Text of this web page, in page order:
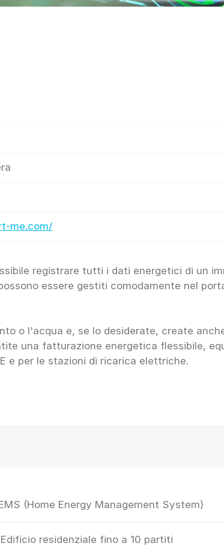
me.com/
registrare tutti i dati energetici di un
essere gestiti comodamente nel
o l'acqua e, se lo desiderate, create
una fatturazione energetica flessibile,
e per le stazioni di ricarica elettriche.
(Home Energy Management System)
Edificio residenziale fino a 10 partiti